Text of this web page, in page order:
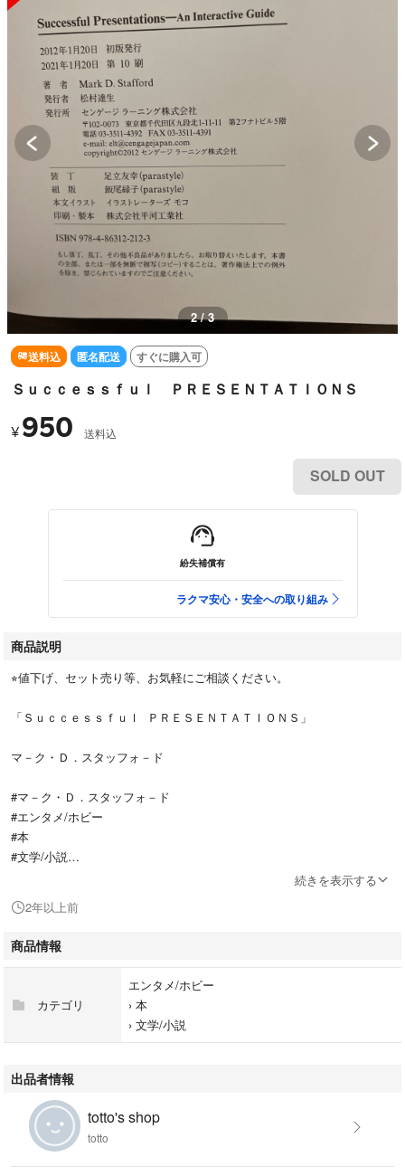
2 / 3
送料込 匿名配送 すぐに購入可
Ｓｕｃｃｅｓｓｆｕｌ ＰＲＥＳＥＮＴＡＴＩＯＮＳ
¥ 950 送料込
SOLD OUT
紛失補償有
ラクマ安心・安全への取り組み
商品説明
⭐︎値下げ、セット売り等、お気軽にご相談ください。
「Ｓｕｃｃｅｓｓｆｕｌ ＰＲＥＳＥＮＴＡＴＩＯＮＳ」
マ－ク・Ｄ．スタッフォ－ド
#マ－ク・Ｄ．スタッフォ－ド
#エンタメ/ホビー
#本
#文学/小説
続きを表示する
2年以上前
商品情報
カテゴリ
エンタメ/ホビー
› 本
› 文学/小説
出品者情報
totto's shop
totto